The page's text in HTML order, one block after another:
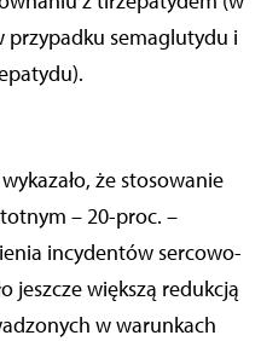
przypadku semaglutydu i
że stosowanie
– 20-proc. –
incydentów sercowo-
jeszcze większą redukcją
w warunkach